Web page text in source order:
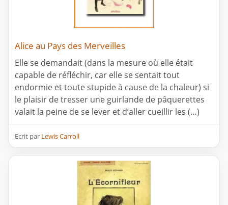
Alice au Pays des Merveilles
Elle se demandait (dans la mesure où elle était
capable de réfléchir, car elle se sentait tout
endormie et toute stupide à cause de la chaleur) si
le plaisir de tresser une guirlande de pâquerettes
valait la peine de se lever et d’aller cueillir les (…)
Ecrit par Lewis Carroll